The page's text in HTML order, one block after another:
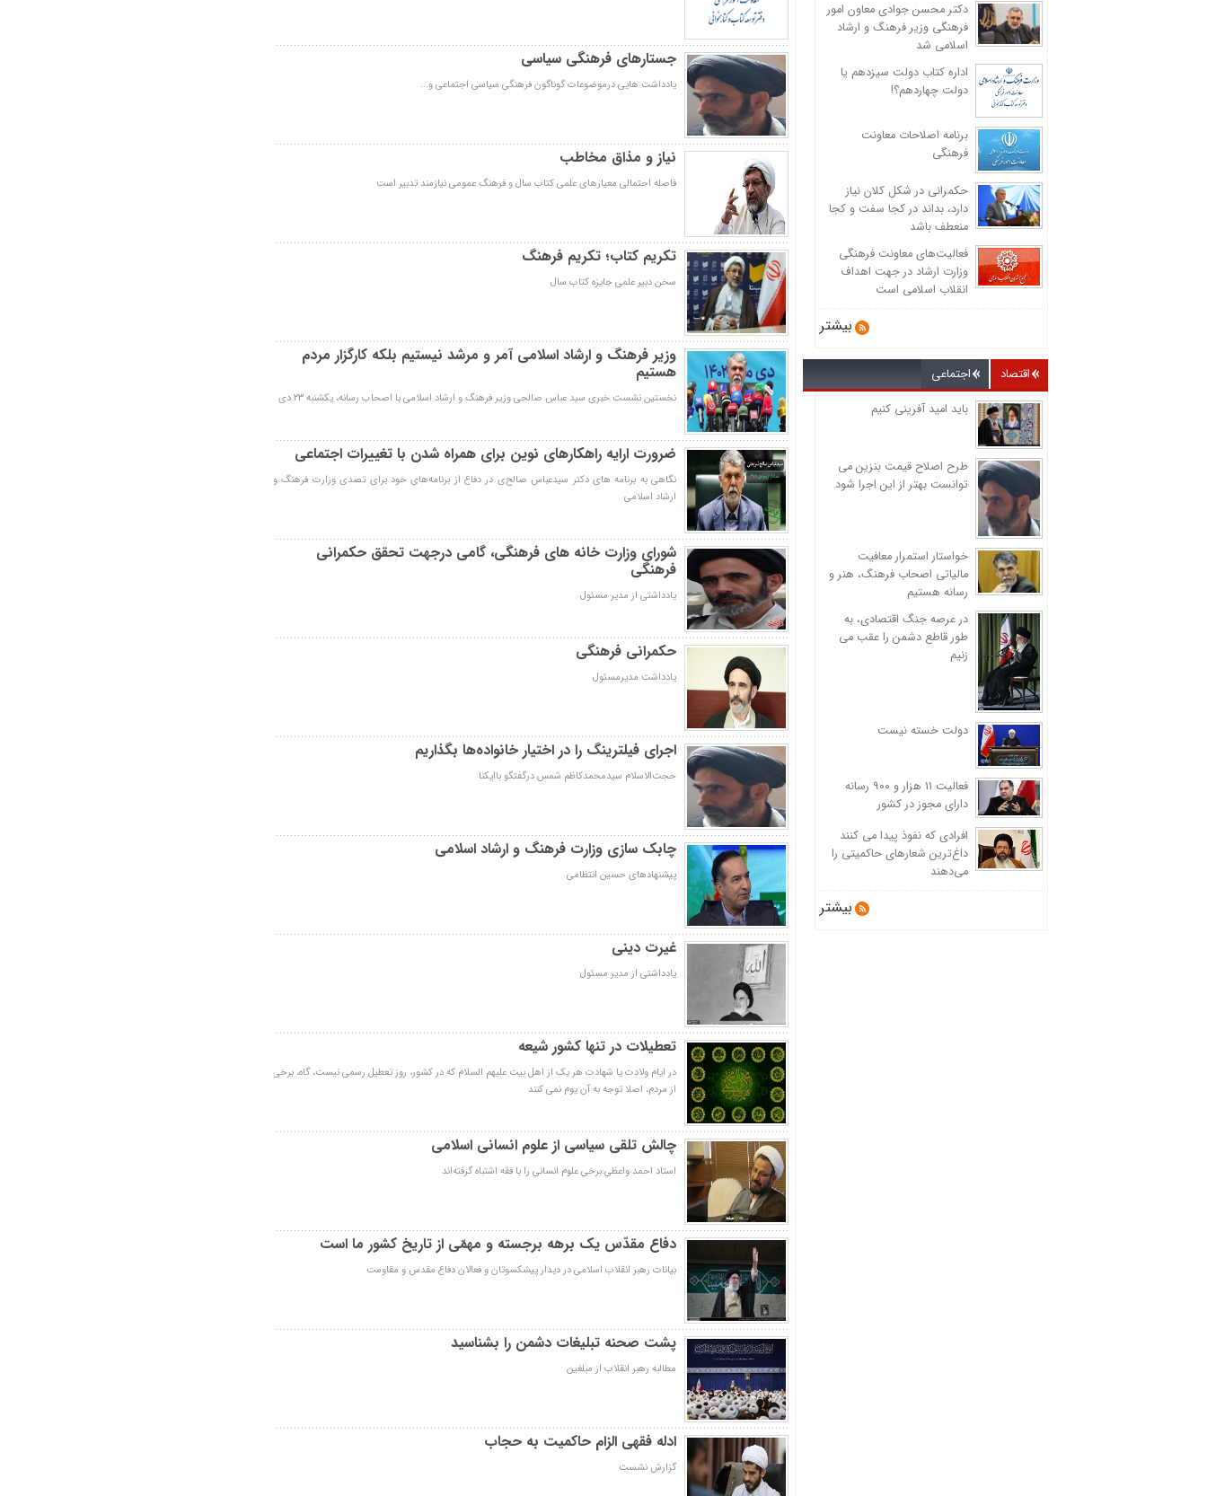
دکتر محسن جوادی معاون امور
فرهنگی وزیر فرهنگ و ارشاد
اسلامی شد
اداره کتاب دولت سیزدهم یا
دولت چهاردهم؟!
برنامه اصلاحات معاونت
فرهنگی
حکمرانی در شکل کلان نیاز
دارد، بداند در کجا سفت و کجا
منعطف باشد
فعالیت‌های معاونت فرهنگی
وزارت ارشاد در جهت اهداف
انقلاب اسلامی است
بیشتر
اقتصاد اجتماعی
باید امید آفرینی کنیم
طرح اصلاح قیمت بنزین می
توانست بهتر از این اجرا شود
خواستار استمرار معافیت
مالیاتی اصحاب فرهنگ، هنر و
رسانه هستیم
در عرصه جنگ اقتصادی، به
طور قاطع دشمن را عقب می
زنیم
دولت خسته نیست
فعالیت 11 هزار و ۹۰۰ رسانه
دارای مجوز در کشور
افرادی که نفوذ پیدا می کنند
داغ‌ترین شعارهای حاکمیتی را
می‌دهند
بیشتر
جستارهای فرهنگی سیاسی
یادداشت هایی درموضوعات گوناگون فرهنگی سیاسی اجتماعی و...
نیاز و مذاق مخاطب
فاصله احتمالی معیارهای علمی کتاب سال و فرهنگ عمومی نیازمند تدبیر است
تکریم کتاب؛ تکریم فرهنگ
سخن دبیر علمی جایزه کتاب سال
وزیر فرهنگ و ارشاد اسلامی آمر و مرشد نیستیم بلکه کارگزار مردم
هستیم
نخستین نشست خبری سید عباس صالحی وزیر فرهنگ و ارشاد اسلامی با اصحاب رسانه، یکشنبه ۲۳ دی
ضرورت ارایه راهکارهای نوین برای همراه شدن با تغییرات اجتماعی
نگاهی به برنامه های دکتر سیدعباس صالح‌ی در دفاع از برنامه‌های خود برای تصدی وزارت فرهنگ و
ارشاد اسلامی
شورای وزارت خانه های فرهنگی، گامی درجهت تحقق حکمرانی
فرهنگی
یادداشتی از مدیر مسئول
حکمرانی فرهنگی
یادداشت مدیرمسئول
اجرای فیلترینگ را در اختیار خانواده‌ها بگذاریم
حجت‌الاسلام سیدمحمدکاظم شمس درگفتگو باایکنا
چابک سازی وزارت فرهنگ و ارشاد اسلامی
پیشنهادهای حسین انتظامی
غیرت دینی
یادداشتی از مدیر مسئول
تعطیلات در تنها کشور شیعه
در ایام ولادت یا شهادت هر یک از اهل بیت علیهم السلام که در کشور، روز تعطیل رسمی نیست، گاه، برخی
از مردم، اصلا توجه به آن یوم نمی کنند
چالش تلقی سیاسی از علوم انسانی اسلامی
استاد احمد واعظی:برخی علوم انسانی را با فقه اشتباه گرفته‌اند
دفاع مقدّس یک برهه‌ برجسته و مهمّی از تاریخ کشور ما است
بیانات رهبر انقلاب اسلامی در دیدار پیشکسوتان و فعالان دفاع مقدس و مقاومت
پشت صحنه تبلیغات دشمن را بشناسید
مطالبه رهبر انقلاب از مبلغین
ادله فقهی الزام حاکمیت به حجاب
گزارش نشست